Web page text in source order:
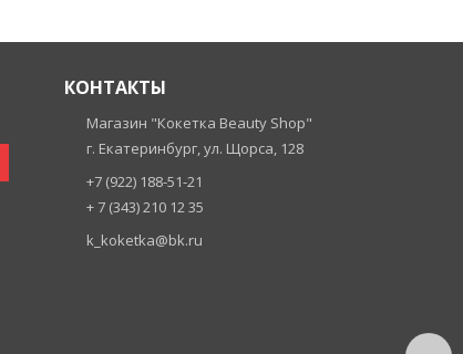
КОНТАКТЫ
Магазин "Кокетка Beauty Shop"
г. Екатеринбург, ул. Щорса, 128
+7 (922) 188-51-21
+ 7 (343) 210 12 35
k_koketka@bk.ru